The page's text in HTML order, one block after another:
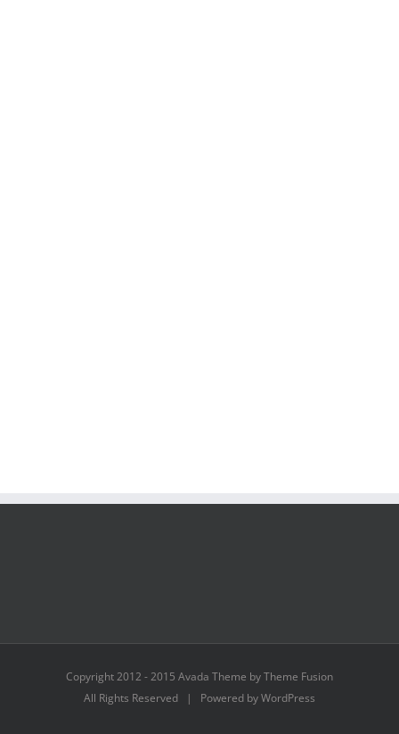
Copyright 2012 - 2015 Avada Theme by Theme Fusion
All Rights Reserved | Powered by WordPress